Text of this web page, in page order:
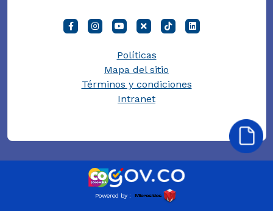
Políticas
Mapa del sitio
Términos y condiciones
Intranet
Powered by :